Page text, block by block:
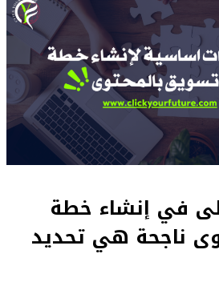
في إنشاء خطة
ناجحة هي تحديد